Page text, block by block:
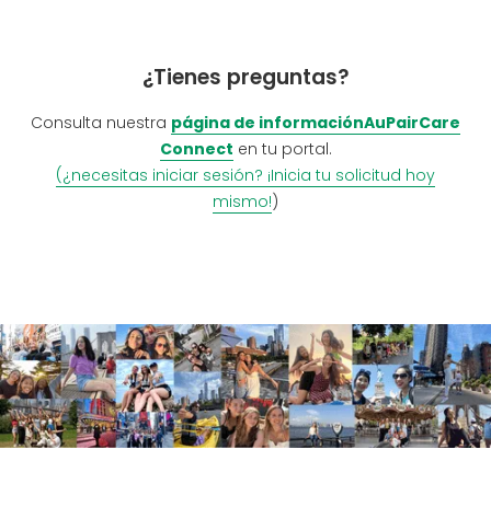
¿Tienes preguntas?
Consulta nuestra página de informaciónAuPairCare
Connect en tu portal.
(¿necesitas iniciar sesión? ¡Inicia tu solicitud hoy
mismo!)